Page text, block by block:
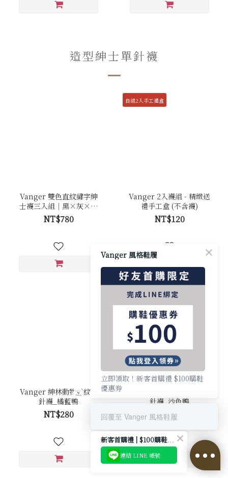
造型紳士單針襪
Vanger 雙色直紋繡字紳
士襪三入組｜黑×灰×丈
青
NT$780
自組2入手工禮盒
Vanger 2入襪組 - 精緻送
禮手工盒 (不含襪)
NT$120
Vanger 紳林動物織紋單
針襪_橘藍鴨
NT$280
針襪_沙色鴨
NT$280
Vanger 風格鞋履
立即領取！新客首購禮 $100購鞋
優惠券
回覆至 Vanger 風格鞋履
新客首購禮 | $100購鞋優惠券
連結 LINE 帳號